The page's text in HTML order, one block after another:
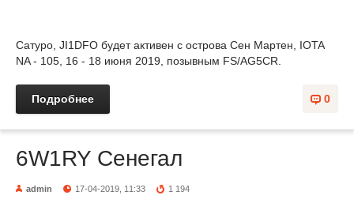
Сатуро, JI1DFO будет активен с острова Сен Мартен, IOTA
NA - 105, 16 - 18 июня 2019, позывным FS/AG5CR.
0
Подробнее
6W1RY Сенегал
admin 17-04-2019, 11:33 1 194